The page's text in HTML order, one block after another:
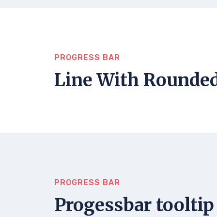
PROGRESS BAR
Line With
PROGRESS BAR
Progessbar tooltip